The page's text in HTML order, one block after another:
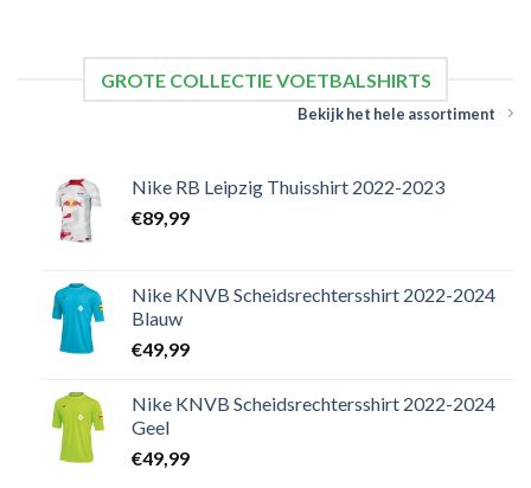
GROTE COLLECTIE VOETBALSHIRTS
Bekijk het hele assortiment
Nike RB Leipzig Thuisshirt 2022-2023
€89,99
Nike KNVB Scheidsrechtersshirt 2022-2024
Blauw
€49,99
Nike KNVB Scheidsrechtersshirt 2022-2024
Geel
€49,99